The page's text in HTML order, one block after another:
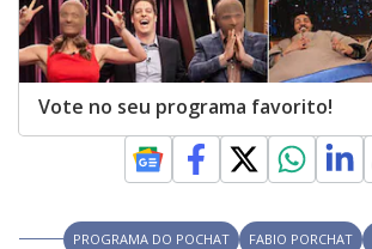
Vote no seu programa favorito!
PROGRAMA DO POCHAT FABIO PORCHAT